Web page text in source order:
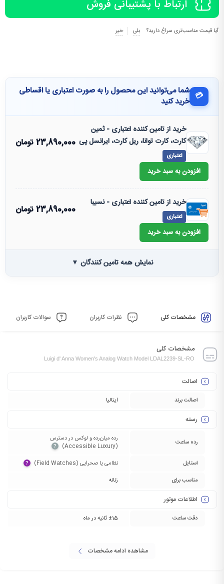
ارتباط با پشتیبانی فروش
آیا قیمت مناسب‌تری سراغ دارید؟ بلی خیر
💳 شما می‌توانید این محصول را به صورت اعتباری یا اقساطی
خرید کنید
خرید از تامین کننده اعتباری - ثمین
کارت، کارت توانا، ریل کارت، ایرانسل پی
اعتباری
23,890,000تومان
افزودن به سبد خرید
خرید از تامین کننده اعتباری - نسیبا
اعتباری
23,890,000تومان
افزودن به سبد خرید
نمایش همه تامین کنندگان ▼
مشخصات کلی نظرات کاربران سوالات کاربران
مشخصات کلی
Luigi d' Anna Women's Analog Watch Model LDAL2239-SL-RO
اصالت
اصالت برند ایتالیا
رسته
رده ساعت
رده میان‌رده و لوکس در دسترس
(Accessible Luxury)‏
?
استایل نظامی یا صحرایی (Field Watches)‏ ?
مناسب برای زنانه
اطلاعات موتور
دقت ساعت ±15 ثانیه در ماه
مشاهده ادامه مشخصات